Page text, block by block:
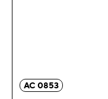
AC 0853